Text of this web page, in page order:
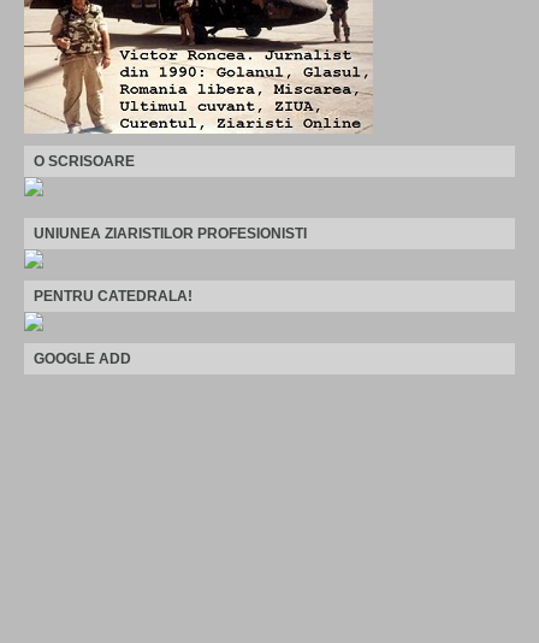
O SCRISOARE
UNIUNEA ZIARISTILOR PROFESIONISTI
PENTRU CATEDRALA!
GOOGLE ADD